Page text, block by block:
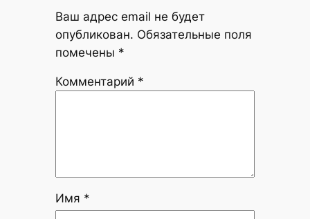
Ваш адрес email не будет
опубликован. Обязательные поля
помечены *
Комментарий *
Имя *